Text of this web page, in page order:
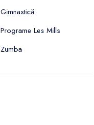
Gimnastică
Programe Les Mills
Zumba